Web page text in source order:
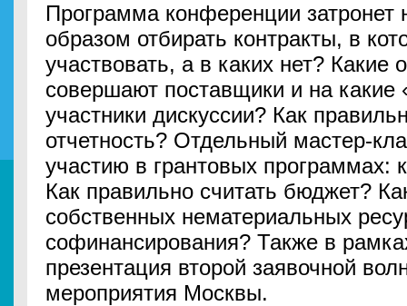
Программа конференции затронет
образом отбирать контракты, в
участвовать, а в каких нет? Какие
совершают поставщики и на какие
участники дискуссии? Как
отчетность? Отдельный мастер-
участию в грантовых программах:
Как правильно считать бюджет?
собственных нематериальных
софинансирования? Также в
презентация второй заявочной
мероприятия Москвы.